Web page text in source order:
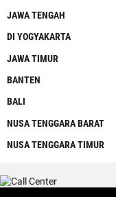
JAWA TENGAH
DI YOGYAKARTA
JAWA TIMUR
BANTEN
BALI
NUSA TENGGARA BARAT
NUSA TENGGARA TIMUR